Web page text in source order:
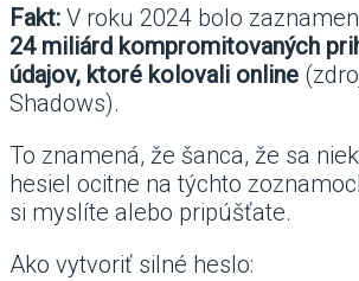
Fakt: V roku 2024 bolo
24 miliárd kompromitovaných
údajov, ktoré kolovali online
Shadows).
To znamená, že šanca, že sa
hesiel ocitne na týchto
si myslíte alebo pripúšťate.
Ako vytvoriť silné heslo: